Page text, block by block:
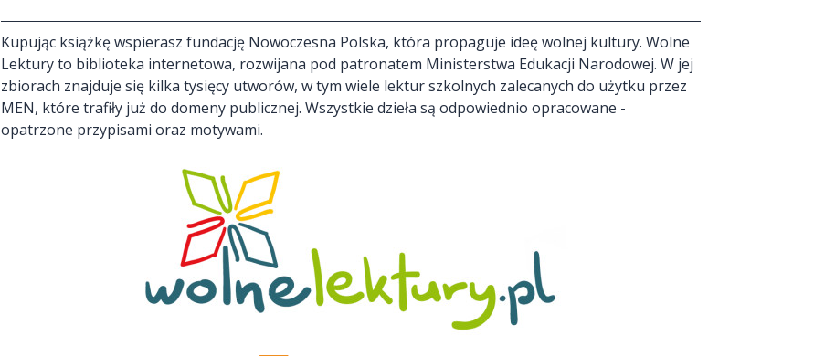
Kupując książkę wspierasz fundację Nowoczesna Polska, która propaguje ideę wolnej kultury. Wolne
Lektury to biblioteka internetowa, rozwijana pod patronatem Ministerstwa Edukacji Narodowej. W jej
zbiorach znajduje się kilka tysięcy utworów, w tym wiele lektur szkolnych zalecanych do użytku przez
MEN, które trafiły już do domeny publicznej. Wszystkie dzieła są odpowiednio opracowane -
opatrzone przypisami oraz motywami.